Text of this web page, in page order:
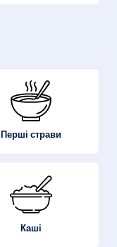
Перші страви
Каші